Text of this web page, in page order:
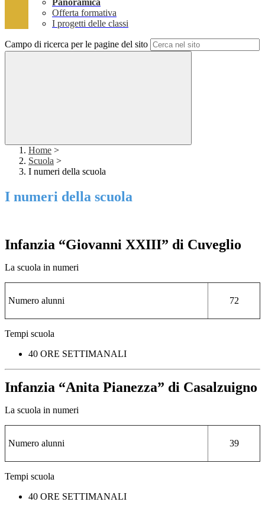
Panoramica
Offerta formativa
I progetti delle classi
Campo di ricerca per le pagine del sito
Home >
Scuola >
I numeri della scuola
I numeri della scuola
Infanzia “Giovanni XXIII” di Cuveglio
La scuola in numeri
Numero alunni 72
Tempi scuola
40 ORE SETTIMANALI
Infanzia “Anita Pianezza” di Casalzuigno
La scuola in numeri
Numero alunni 39
Tempi scuola
40 ORE SETTIMANALI